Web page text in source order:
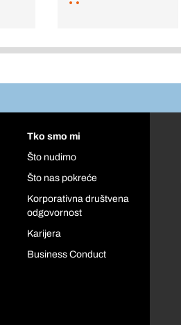
Tko smo mi
Što nudimo
Što nas pokreće
Korporativna društvena
odgovornost
Karijera
Business Conduct